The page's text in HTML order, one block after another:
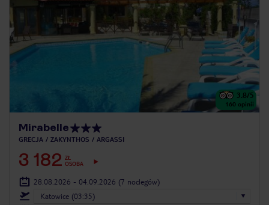
3.8/5
160 opinii
Mirabelle
GRECJA ZAKYNTHOS ARGASSI
3 182 ZŁ
OSOBA
28.08.2026 - 04.09.2026 (7 noclegów)
Katowice (03:35)